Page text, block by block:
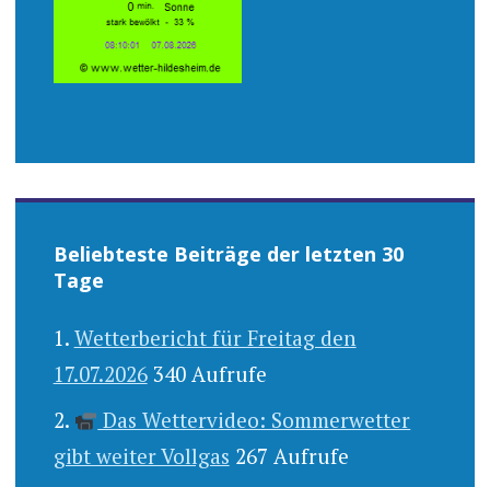
Beliebteste Beiträge der letzten 30
Tage
Wetterbericht für Freitag den
17.07.2026 340 Aufrufe
Das Wettervideo: Sommerwetter
gibt weiter Vollgas 267 Aufrufe